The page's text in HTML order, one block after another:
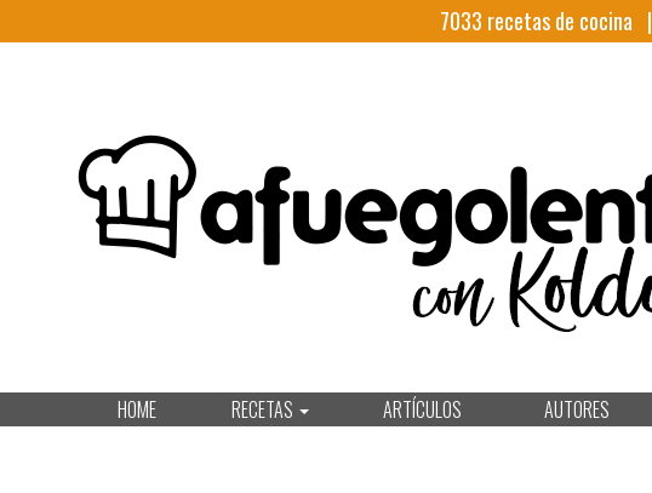
7033 recetas de cocina |
HOME RECETAS ARTÍCULOS AUTORES